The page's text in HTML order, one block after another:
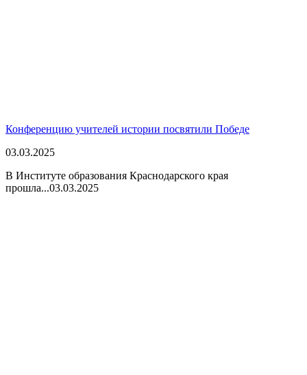
Конференцию учителей истории посвятили Победе
03.03.2025
В Институте образования Краснодарского края
прошла...03.03.2025